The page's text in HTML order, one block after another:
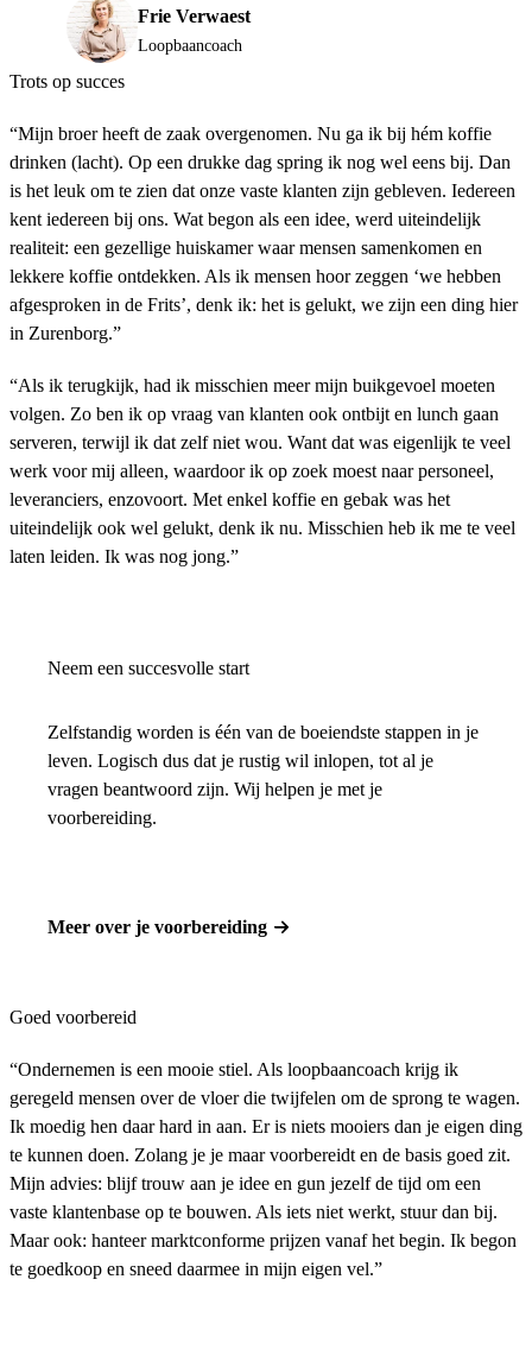
Frie Verwaest
Loopbaancoach
Trots op succes
“Mijn broer heeft de zaak overgenomen. Nu ga ik bij hém koffie
drinken (lacht). Op een drukke dag spring ik nog wel eens bij. Dan
is het leuk om te zien dat onze vaste klanten zijn gebleven. Iedereen
kent iedereen bij ons. Wat begon als een idee, werd uiteindelijk
realiteit: een gezellige huiskamer waar mensen samenkomen en
lekkere koffie ontdekken. Als ik mensen hoor zeggen ‘we hebben
afgesproken in de Frits’, denk ik: het is gelukt, we zijn een ding hier
in Zurenborg.”
“Als ik terugkijk, had ik misschien meer mijn buikgevoel moeten
volgen. Zo ben ik op vraag van klanten ook ontbijt en lunch gaan
serveren, terwijl ik dat zelf niet wou. Want dat was eigenlijk te veel
werk voor mij alleen, waardoor ik op zoek moest naar personeel,
leveranciers, enzovoort. Met enkel koffie en gebak was het
uiteindelijk ook wel gelukt, denk ik nu. Misschien heb ik me te veel
laten leiden. Ik was nog jong.”
Neem een succesvolle start
Zelfstandig worden is één van de boeiendste stappen in je
leven. Logisch dus dat je rustig wil inlopen, tot al je
vragen beantwoord zijn. Wij helpen je met je
voorbereiding.
Meer over je voorbereiding
Goed voorbereid
“Ondernemen is een mooie stiel. Als loopbaancoach krijg ik
geregeld mensen over de vloer die twijfelen om de sprong te wagen.
Ik moedig hen daar hard in aan. Er is niets mooiers dan je eigen ding
te kunnen doen. Zolang je je maar voorbereidt en de basis goed zit.
Mijn advies: blijf trouw aan je idee en gun jezelf de tijd om een
vaste klantenbase op te bouwen. Als iets niet werkt, stuur dan bij.
Maar ook: hanteer marktconforme prijzen vanaf het begin. Ik begon
te goedkoop en sneed daarmee in mijn eigen vel.”